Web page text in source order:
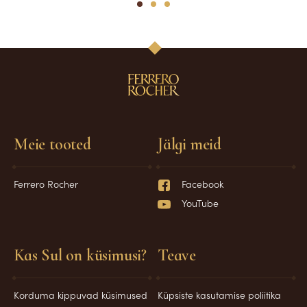
1 2 3
Meie tooted
Ferrero Rocher
Kas Sul on küsimusi?
Korduma kippuvad küsimused
Teave
Küpsiste kasutamise poliitika
Jälgi meid
Facebook
YouTube